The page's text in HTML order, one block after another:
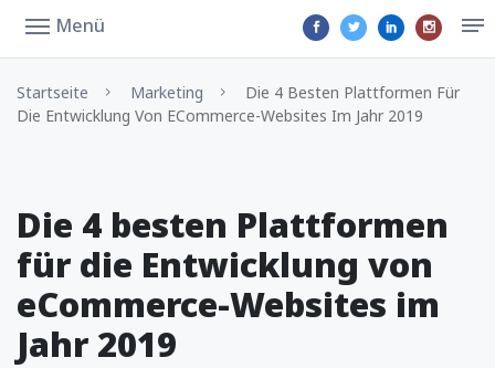
Menü
Startseite Marketing
Die 4 Besten Plattformen Für
Die Entwicklung Von ECommerce-Websites Im Jahr 2019
Die 4 besten Plattformen
für die Entwicklung von
eCommerce-Websites im
Jahr 2019